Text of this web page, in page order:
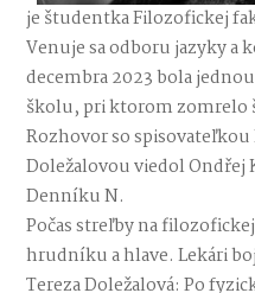
je študentka Filozofickej
Venuje sa odboru jazyky a
decembra 2023 bola
školu, pri ktorom
Rozhovor so
Doležalovou viedol Ondřej
Denníku N.
Počas streľby na
hrudníku a hlave. Lekári
Tereza Doležalová: Po